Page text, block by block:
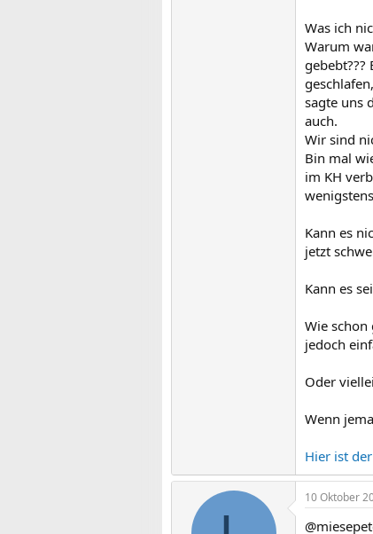
Was ich
Warum
gebebt???
sagte uns
auch.
Wir sind
Bin mal
im KH
Kann es
jetzt
Kann es
Wie
jedoch
Oder
Wenn
Hier ist
10 Oktober